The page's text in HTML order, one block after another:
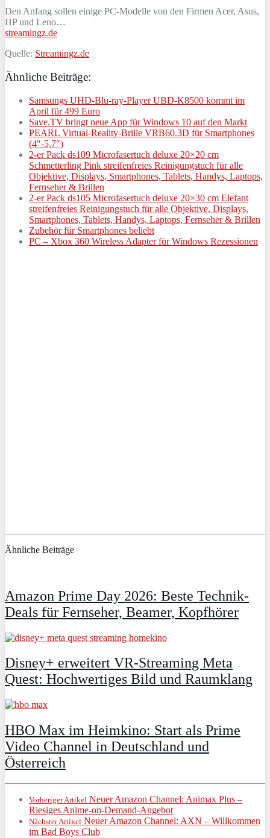
Den Anfang sollen einige PC-Modelle von den Firmen Acer, Asus,
HP und Leno…
streamingz.de
Quelle: Streamingz.de
Ähnliche Beiträge:
Samsungs UHD-Blu-ray-Player UBD-K8500 kommt im
April für 499 Euro
Save.TV bringt neue App für Windows 10 auf den Markt
PEARL Virtual-Reality-Brille VRB60.3D für Smartphones
(4″-5,7″)
2-er Pack ds109 Microfasertuch deluxe 20×20 cm
Schmetterling Pink streifenfreies Reinigungstuch für alle
Objektive, Displays, Smartphones, Tablets, Handys, Laptops,
Fernseher & Brillen
2-er Pack ds105 Microfasertuch deluxe 20×30 cm Elefant
streifenfreies Reinigungstuch für alle Objektive, Displays,
Smartphones, Tablets, Handys, Laptops, Fernseher & Brillen
Zubehör für Smartphones beliebt
PC – Xbox 360 Wireless Adapter für Windows Rezessionen
Ähnliche Beiträge
Amazon Prime Day 2026: Beste Technik-
Deals für Fernseher, Beamer, Kopfhörer
Disney+ erweitert VR‑Streaming Meta
Quest: Hochwertiges Bild und Raumklang
HBO Max im Heimkino: Start als Prime
Video Channel in Deutschland und
Österreich
Vorheriger Artikel Neuer Amazon Channel: Animax Plus –
Riesiges Anime-on-Demand-Angebot
Nächster Artikel Neuer Amazon Channel: AXN – Willkommen
im Bad Boys Club